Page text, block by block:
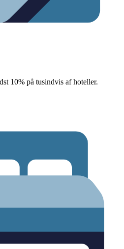
10% på tusindvis af hoteller.